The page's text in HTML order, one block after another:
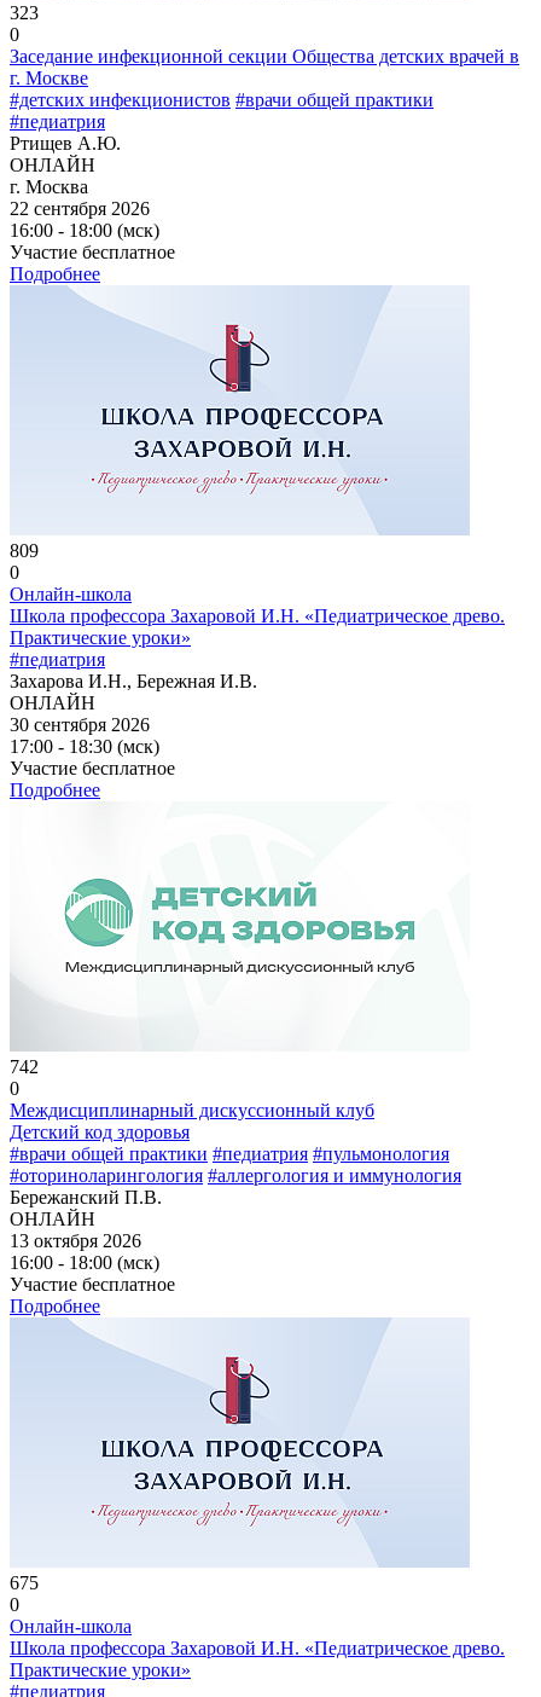
323
0
Заседание инфекционной секции Общества детских врачей в
г. Москве
#детских инфекционистов #врачи общей практики
#педиатрия
Ртищев А.Ю.
ОНЛАЙН
г. Москва
22 сентября 2026
16:00 - 18:00 (мск)
Участие бесплатное
Подробнее
809
0
Онлайн-школа
Школа профессора Захаровой И.Н. «Педиатрическое древо.
Практические уроки»
#педиатрия
Захарова И.Н., Бережная И.В.
ОНЛАЙН
30 сентября 2026
17:00 - 18:30 (мск)
Участие бесплатное
Подробнее
742
0
Междисциплинарный дискуссионный клуб
Детский код здоровья
#врачи общей практики #педиатрия #пульмонология
#оториноларингология #аллергология и иммунология
Бережанский П.В.
ОНЛАЙН
13 октября 2026
16:00 - 18:00 (мск)
Участие бесплатное
Подробнее
675
0
Онлайн-школа
Школа профессора Захаровой И.Н. «Педиатрическое древо.
Практические уроки»
#педиатрия